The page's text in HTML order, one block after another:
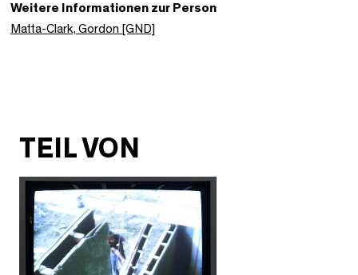
Weitere Informationen zur Person
Matta-Clark, Gordon [GND]
TEIL VON